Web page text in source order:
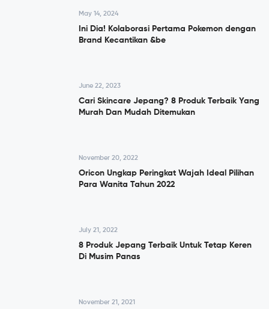
May 14, 2024
Ini Dia! Kolaborasi Pertama Pokemon dengan
Brand Kecantikan &be
June 22, 2023
Cari Skincare Jepang? 8 Produk Terbaik Yang
Murah Dan Mudah Ditemukan
November 20, 2022
Oricon Ungkap Peringkat Wajah Ideal Pilihan
Para Wanita Tahun 2022
July 21, 2022
8 Produk Jepang Terbaik Untuk Tetap Keren
Di Musim Panas
November 21, 2021